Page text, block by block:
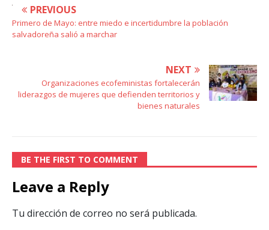
PREVIOUS
Primero de Mayo: entre miedo e incertidumbre la población
salvadoreña salió a marchar
NEXT
Organizaciones ecofeministas fortalecerán
liderazgos de mujeres que defienden territorios y
bienes naturales
BE THE FIRST TO COMMENT
Leave a Reply
Tu dirección de correo no será publicada.